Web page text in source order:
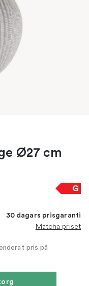
Ø27 cm
G
30 dagars prisgaranti
Matcha priset
pris på